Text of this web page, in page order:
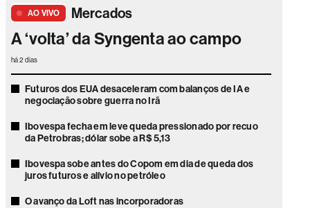
AO VIVO Mercados
A ‘volta’ da Syngenta ao campo
há 2 dias
Futuros dos EUA desaceleram com balanços de IA e
negociação sobre guerra no Irã
Ibovespa fecha em leve queda pressionado por recuo
da Petrobras; dólar sobe a R$ 5,13
Ibovespa sobe antes do Copom em dia de queda dos
juros futuros e alívio no petróleo
O avanço da Loft nas incorporadoras